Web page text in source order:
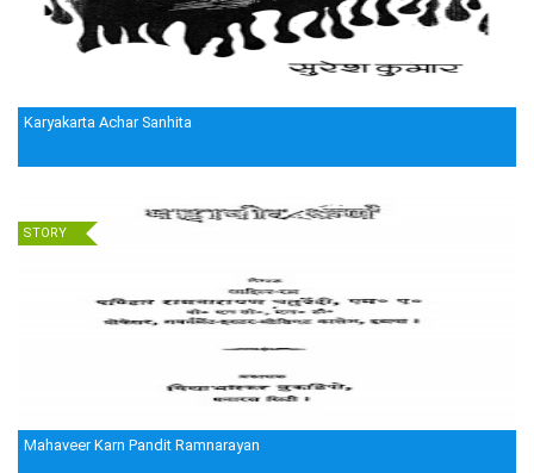
Karyakarta Achar Sanhita
STORY
Mahaveer Karn Pandit Ramnarayan